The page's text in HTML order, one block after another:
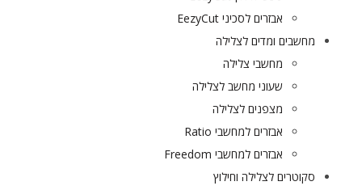
אבזרים לסכיני EezyCut
מחשבים ומדים לצלילה
מחשבי צלילה
שעוני מחשב לצלילה
מצפנים לצלילה
אבזרים למחשבי Ratio
אבזרים למחשבי Freedom
סקוטרים לצלילה וחילוץ